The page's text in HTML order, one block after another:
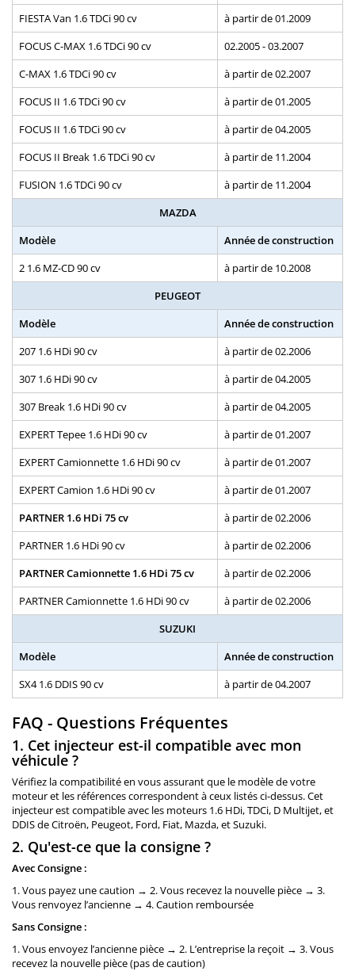
FIESTA Van 1.6 TDCi 90 cv
à partir de 01.2009
FOCUS C-MAX 1.6 TDCi 90 cv
02.2005 - 03.2007
C-MAX 1.6 TDCi 90 cv
à partir de 02.2007
FOCUS II 1.6 TDCi 90 cv
à partir de 01.2005
FOCUS II 1.6 TDCi 90 cv
à partir de 04.2005
FOCUS II Break 1.6 TDCi 90 cv
à partir de 11.2004
FUSION 1.6 TDCi 90 cv
à partir de 11.2004
MAZDA
Modèle
Année de construction
2 1.6 MZ-CD 90 cv
à partir de 10.2008
PEUGEOT
Modèle
Année de construction
207 1.6 HDi 90 cv
à partir de 02.2006
307 1.6 HDi 90 cv
à partir de 04.2005
307 Break 1.6 HDi 90 cv
à partir de 04.2005
EXPERT Tepee 1.6 HDi 90 cv
à partir de 01.2007
EXPERT Camionnette 1.6 HDi 90 cv
à partir de 01.2007
EXPERT Camion 1.6 HDi 90 cv
à partir de 01.2007
PARTNER 1.6 HDi 75 cv
à partir de 02.2006
PARTNER 1.6 HDi 90 cv
à partir de 02.2006
PARTNER Camionnette 1.6 HDi 75 cv
à partir de 02.2006
PARTNER Camionnette 1.6 HDi 90 cv
à partir de 02.2006
SUZUKI
Modèle
Année de construction
SX4 1.6 DDIS 90 cv
à partir de 04.2007
FAQ - Questions Fréquentes
1. Cet injecteur est-il compatible avec mon
véhicule ?
Vérifiez la compatibilité en vous assurant que le modèle de votre
moteur et les références correspondent à ceux listés ci-dessus. Cet
injecteur est compatible avec les moteurs 1.6 HDi, TDCi, D Multijet, et
DDIS de Citroën, Peugeot, Ford, Fiat, Mazda, et Suzuki.
2. Qu'est-ce que la consigne ?
Avec Consigne :
1. Vous payez une caution → 2. Vous recevez la nouvelle pièce → 3.
Vous renvoyez l’ancienne → 4. Caution remboursée
Sans Consigne :
1. Vous envoyez l’ancienne pièce → 2. L’entreprise la reçoit → 3. Vous
recevez la nouvelle pièce (pas de caution)